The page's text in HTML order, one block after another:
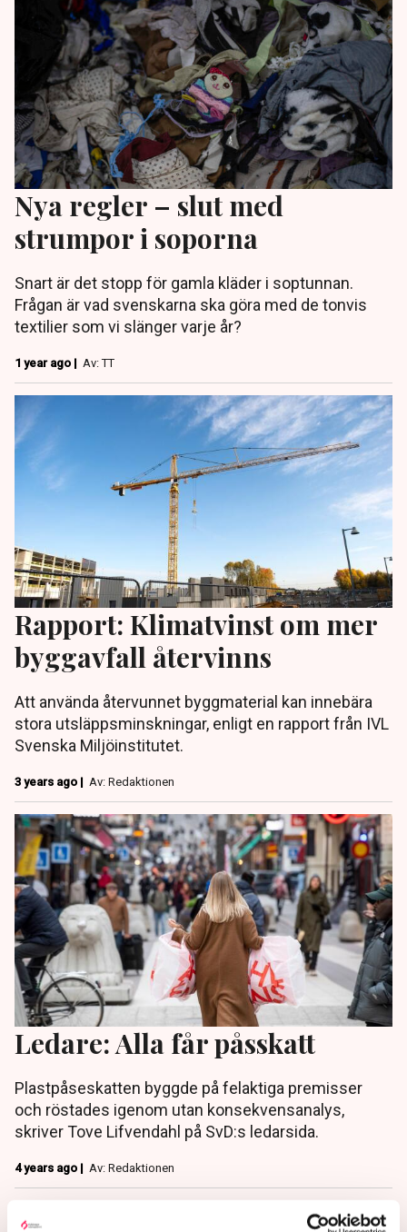
Nya regler – slut med
strumpor i soporna
Snart är det stopp för gamla kläder i soptunnan.
Frågan är vad svenskarna ska göra med de tonvis
textilier som vi slänger varje år?
1 year ago | Av: TT
Rapport: Klimatvinst om mer
byggavfall återvinns
Att använda återvunnet byggmaterial kan innebära
stora utsläppsminskningar, enligt en rapport från IVL
Svenska Miljöinstitutet.
3 years ago | Av: Redaktionen
Ledare: Alla får påsskatt
Plastpåseskatten byggde på felaktiga premisser
och röstades igenom utan konsekvensanalys,
skriver Tove Lifvendahl på SvD:s ledarsida.
4 years ago | Av: Redaktionen